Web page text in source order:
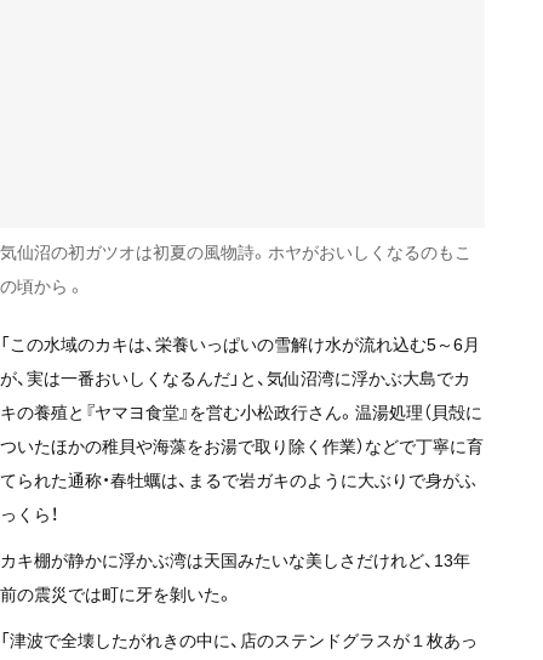
気仙沼の初ガツオは初夏の風物詩。ホヤがおいしくなるのもこ
の頃から 。
「この水域のカキは、栄養いっぱいの雪解け水が流れ込む5～6月
が、実は一番おいしくなるんだ」と、気仙沼湾に浮かぶ大島でカ
キの養殖と『ヤマヨ食堂』を営む小松政行さん。温湯処理（貝殻に
ついたほかの稚貝や海藻をお湯で取り除く作業）などで丁寧に育
てられた通称・春牡蠣は、まるで岩ガキのように大ぶりで身がふ
っくら！
カキ棚が静かに浮かぶ湾は天国みたいな美しさだけれど、13年
前の震災では町に牙を剝いた。
「津波で全壊したがれきの中に、店のステンドグラスが１枚あっ